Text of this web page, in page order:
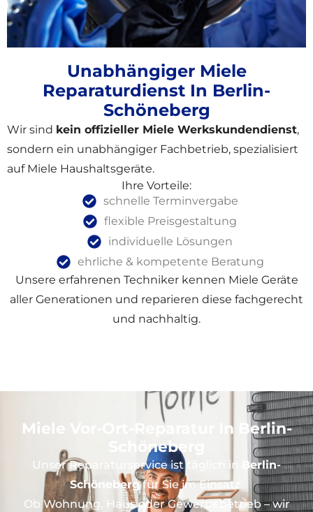
Unabhängiger Miele
Reparaturdienst In Berlin-
Schöneberg
Wir sind kein offizieller Miele Werkskundendienst,
sondern ein unabhängiger Fachbetrieb, spezialisiert
auf Miele Haushaltsgeräte.
Ihre Vorteile:
schnelle Terminvergabe
flexible Preisgestaltung
individuelle Lösungen
ehrliche & kompetente Beratung
Unsere erfahrenen Techniker kennen Miele Geräte
aller Generationen und reparieren diese fachgerecht
und nachhaltig.
Miele Vor-Ort-Reparatur In Berlin-
Schöneberg
Unser Reparaturservice ist täglich in
Berlin-
Schönebergfür Sie im Einsatz.
Ob Wohnung, Haus oder Gewerbebetrieb – wir